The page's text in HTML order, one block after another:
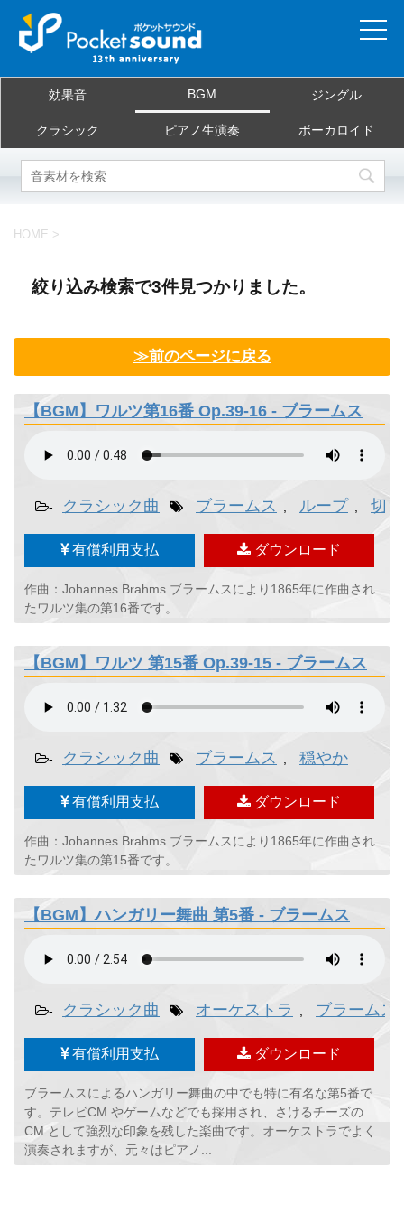
当サイトについて
ご利用規約
効果音 BGM ジングル
クラシック ピアノ生演奏 ボーカロイド
HOME >
絞り込み検索で3件見つかりました。
≫前のページに戻る
【BGM】ワルツ第16番 Op.39-16 - ブラームス
- クラシック曲 ブラームス ループ 切
有償利用支払 ダウンロード
作曲：Johannes Brahms ブラームスにより1865年に作曲され
たワルツ集の第16番です。...
【BGM】ワルツ 第15番 Op.39-15 - ブラームス
- クラシック曲 ブラームス 穏やか
有償利用支払 ダウンロード
作曲：Johannes Brahms ブラームスにより1865年に作曲され
たワルツ集の第15番です。...
【BGM】ハンガリー舞曲 第5番 - ブラームス
- クラシック曲 オーケストラ ブラームス
有償利用支払 ダウンロード
ブラームスによるハンガリー舞曲の中でも特に有名な第5番で
す。テレビCM やゲームなどでも採用され、さけるチーズの
CM として強烈な印象を残した楽曲です。オーケストラでよく
演奏されますが、元々はピアノ...